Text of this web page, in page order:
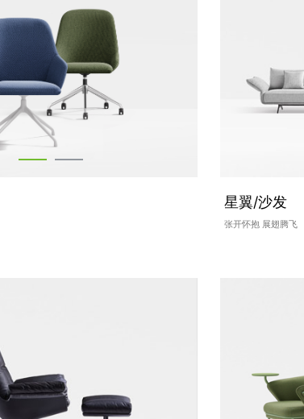
星翼/沙发
张开怀抱 展翅腾飞